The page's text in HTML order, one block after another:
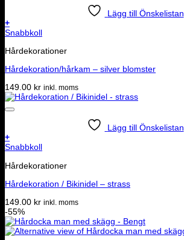
Lägg till Önskelistan
+
Snabbkoll
Hårdekorationer
Hårdekoration/hårkam – silver blomster
149.00 kr inkl. moms
Lägg till Önskelistan
+
Snabbkoll
Hårdekorationer
Hårdekoration / Bikinidel – strass
149.00 kr inkl. moms
-55%